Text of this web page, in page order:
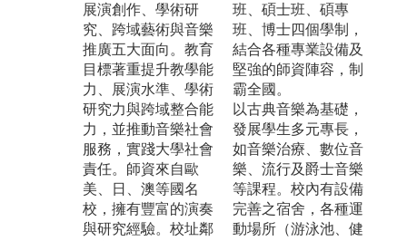
展演創作、學術研
究、跨域藝術與音樂
推廣五大面向。教育
目標著重提升教學能
力、展演水準、學術
研究力與跨域整合能
力，並推動音樂社會
服務，實踐大學社會
責任。師資來自歐
美、日、澳等國名
校，擁有豐富的演奏
與研究經驗。校址鄰
班、碩士班、碩專
班、博士四個學制，
結合各種專業設備及
堅強的師資陣容，制
霸全國。
以古典音樂為基礎，
發展學生多元專長，
如音樂治療、數位音
樂、流行及爵士音樂
等課程。校內有設備
完善之宿舍，各種運
動場所（游泳池、健